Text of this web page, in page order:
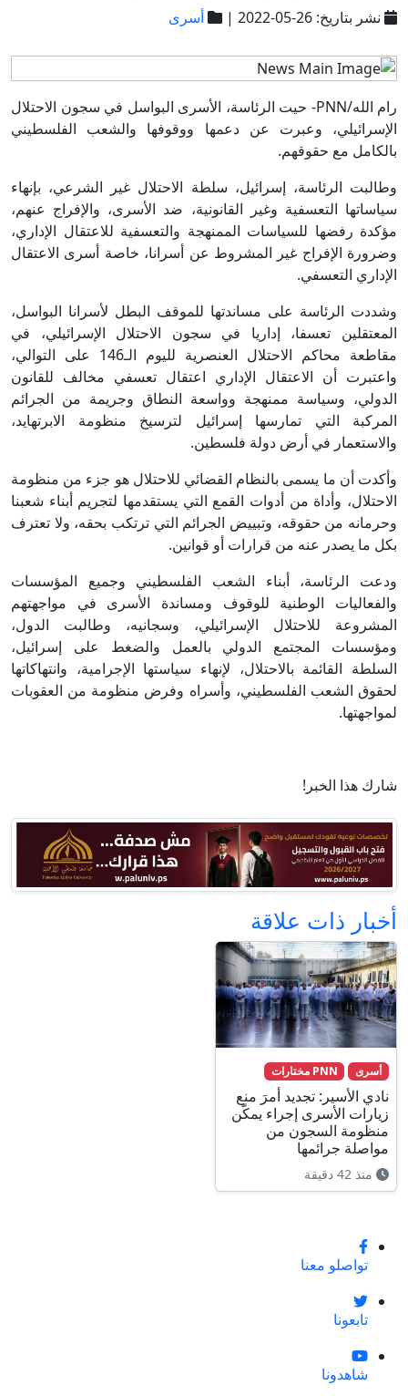
نشر بتاريخ: 26-05-2022 | أسرى
رام الله/PNN- حيت الرئاسة، الأسرى البواسل في سجون الاحتلال
الإسرائيلي، وعبرت عن دعمها ووقوفها والشعب الفلسطيني
بالكامل مع حقوقهم.
وطالبت الرئاسة، إسرائيل، سلطة الاحتلال غير الشرعي، بإنهاء
سياساتها التعسفية وغير القانونية، ضد الأسرى، والإفراج عنهم،
مؤكدة رفضها للسياسات الممنهجة والتعسفية للاعتقال الإداري،
وضرورة الإفراج غير المشروط عن أسرانا، خاصة أسرى الاعتقال
الإداري التعسفي.
وشددت الرئاسة على مساندتها للموقف البطل لأسرانا البواسل،
المعتقلين تعسفا، إداريا في سجون الاحتلال الإسرائيلي، في
مقاطعة محاكم الاحتلال العنصرية لليوم الـ146 على التوالي،
واعتبرت أن الاعتقال الإداري اعتقال تعسفي مخالف للقانون
الدولي، وسياسة ممنهجة وواسعة النطاق وجريمة من الجرائم
المركبة التي تمارسها إسرائيل لترسيخ منظومة الابرتهايد،
والاستعمار في أرض دولة فلسطين.
وأكدت أن ما يسمى بالنظام القضائي للاحتلال هو جزء من منظومة
الاحتلال، وأداة من أدوات القمع التي يستقدمها لتجريم أبناء شعبنا
وحرمانه من حقوقه، وتبييض الجرائم التي ترتكب بحقه، ولا تعترف
بكل ما يصدر عنه من قرارات أو قوانين.
ودعت الرئاسة، أبناء الشعب الفلسطيني وجميع المؤسسات
والفعاليات الوطنية للوقوف ومساندة الأسرى في مواجهتهم
المشروعة للاحتلال الإسرائيلي، وسجانيه، وطالبت الدول،
ومؤسسات المجتمع الدولي بالعمل والضغط على إسرائيل،
السلطة القائمة بالاحتلال، لإنهاء سياستها الإجرامية، وانتهاكاتها
لحقوق الشعب الفلسطيني، وأسراه وفرض منظومة من العقوبات
لمواجهتها.
شارك هذا الخبر!
أخبار ذات علاقة
أسرى PNN مختارات
نادي الأسير: تجديد أمرَ منع
زيارات الأسرى إجراء يمكّن
منظومة السجون من
مواصلة جرائمها
منذ 42 دقيقة
تواصلو معنا
تابعونا
شاهدونا